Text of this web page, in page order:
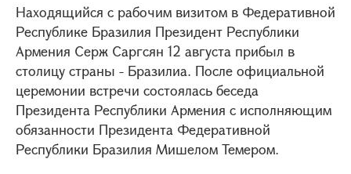
Находящийся с рабочим визитом в Федеративной
Республике Бразилия Президент Республики
Армения Серж Саргсян 12 августа прибыл в
столицу страны - Бразилиа. После официальной
церемонии встречи состоялась беседа
Президента Республики Армения с исполняющим
обязанности Президента Федеративной
Республики Бразилия Мишелом Темером.